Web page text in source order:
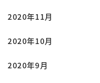
2020年11月
2020年10月
2020年9月